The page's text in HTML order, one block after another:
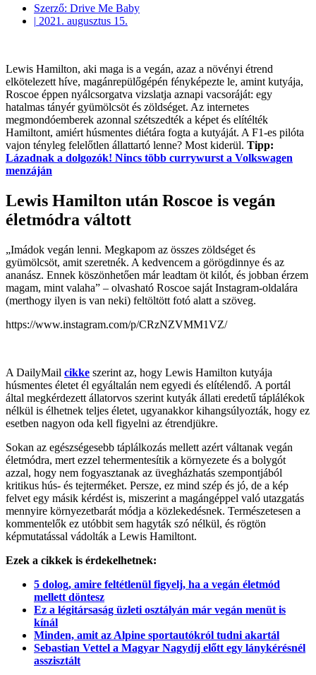
Szerző: Drive Me Baby
| 2021. augusztus 15.
Lewis Hamilton, aki maga is a vegán, azaz a növényi étrend
elkötelezett híve, magánrepülőgépén fényképezte le, amint kutyája,
Roscoe éppen nyálcsorgatva vizslatja aznapi vacsoráját: egy
hatalmas tányér gyümölcsöt és zöldséget. Az internetes
megmondóemberek azonnal szétszedték a képet és elítélték
Hamiltont, amiért húsmentes diétára fogta a kutyáját. A F1-es pilóta
vajon tényleg felelőtlen állattartó lenne? Most kiderül. Tipp:
Lázadnak a dolgozók! Nincs több currywurst a Volkswagen
menzáján
Lewis Hamilton után Roscoe is vegán
életmódra váltott
„Imádok vegán lenni. Megkapom az összes zöldséget és
gyümölcsöt, amit szeretnék. A kedvencem a görögdinnye és az
ananász. Ennek köszönhetően már leadtam öt kilót, és jobban érzem
magam, mint valaha” – olvasható Roscoe saját Instagram-oldalára
(merthogy ilyen is van neki) feltöltött fotó alatt a szöveg.
https://www.instagram.com/p/CRzNZVMM1VZ/
A DailyMail cikke szerint az, hogy Lewis Hamilton kutyája
húsmentes életet él egyáltalán nem egyedi és elítélendő. A portál
által megkérdezett állatorvos szerint kutyák állati eredetű táplálékok
nélkül is élhetnek teljes életet, ugyanakkor kihangsúlyozták, hogy ez
esetben nagyon oda kell figyelni az étrendjükre.
Sokan az egészségesebb táplálkozás mellett azért váltanak vegán
életmódra, mert ezzel tehermentesítik a környezete és a bolygót
azzal, hogy nem fogyasztanak az üvegházhatás szempontjából
kritikus hús- és tejterméket. Persze, ez mind szép és jó, de a kép
felvet egy másik kérdést is, miszerint a magángéppel való utazgatás
mennyire környezetbarát módja a közlekedésnek. Természetesen a
kommentelők ez utóbbit sem hagyták szó nélkül, és rögtön
képmutatással vádolták a Lewis Hamiltont.
Ezek a cikkek is érdekelhetnek:
5 dolog, amire feltétlenül figyelj, ha a vegán életmód
mellett döntesz
Ez a légitársaság üzleti osztályán már vegán menüt is
kínál
Minden, amit az Alpine sportautókról tudni akartál
Sebastian Vettel a Magyar Nagydíj előtt egy lánykérésnél
asszisztált